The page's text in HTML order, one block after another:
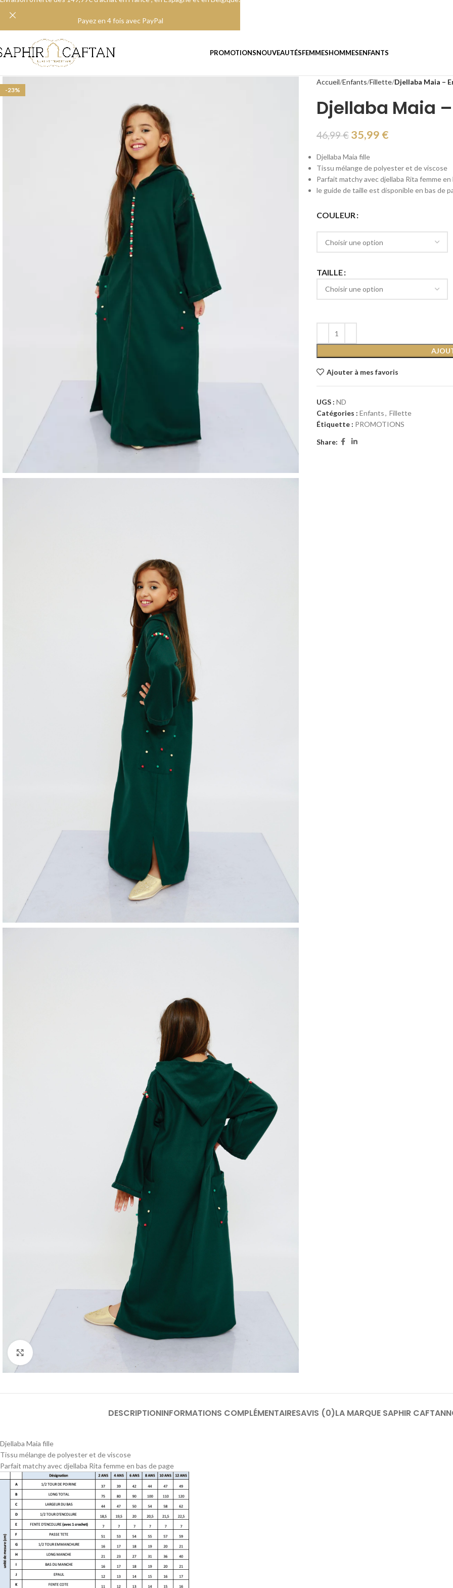
PROMOTIONSNOUVEAUTÉSFEMMESHOMMESENFANTS
-23%
Accueil Enfants Fillette Djellaba Maia –
Djellaba Maia –
46,99€ 35,99 €
Djellaba Maia fille
Tissu mélange de polyester et de viscose
Parfait matchy avec djellaba Rita femme en
le guide de taille est disponible en bas de
COULEUR
TAILLE
Ajouter à mes favoris
UGS : ND
Catégories : Enfants, Fillette
Étiquette : PROMOTIONS
Share:
DESCRIPTIONINFORMATIONS COMPLÉMENTAIRESAVIS (0)LA MARQUE SAPHIR CAFTAN
Djellaba Maia fille
Tissu mélange de polyester et de viscose
Parfait matchy avec djellaba Rita femme en bas de page
Payez en 4 fois avec PayPal